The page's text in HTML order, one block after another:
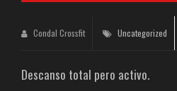
Condal Crossfit Uncategorized
Descanso total pero activo.